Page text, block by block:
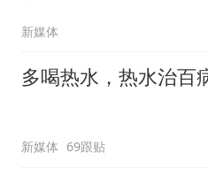
新媒体
多喝热水，热水治百
新媒体 69跟贴